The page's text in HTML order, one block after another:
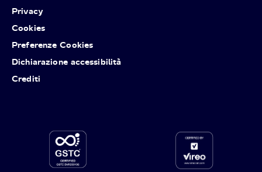
Privacy
Cookies
Preferenze Cookies
Dichiarazione accessibilità
Crediti